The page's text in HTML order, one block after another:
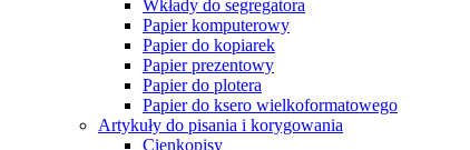
Wkłady do segregatora
Papier komputerowy
Papier do kopiarek
Papier prezentowy
Papier do plotera
Papier do ksero wielkoformatowego
Artykuły do pisania i korygowania
Cienkopisy